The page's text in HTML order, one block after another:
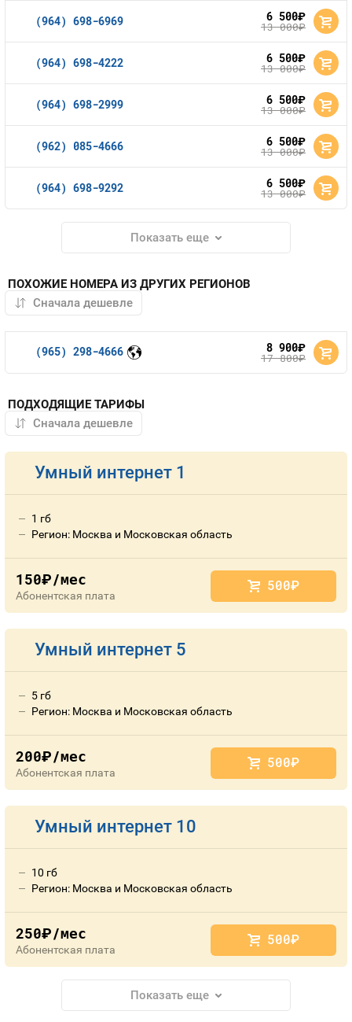
(964) 698-6969 6 500руб.
13 000руб.
(964) 698-4222 6 500руб.
13 000руб.
(964) 698-2999 6 500руб.
13 000руб.
(962) 085-4666 6 500руб.
13 000руб.
(964) 698-9292 6 500руб.
13 000руб.
Показать еще
ПОХОЖИЕ НОМЕРА ИЗ ДРУГИХ РЕГИОНОВ
(965) 298-4666 8 900руб.
17 800руб.
ПОДХОДЯЩИЕ ТАРИФЫ
Умный интернет 1
1 гб
Регион: Москва и Московская область
150руб./мес
Абонентская плата
500руб.
Умный интернет 5
5 гб
Регион: Москва и Московская область
200руб./мес
Абонентская плата
500руб.
Умный интернет 10
10 гб
Регион: Москва и Московская область
250руб./мес
Абонентская плата
500руб.
Показать еще